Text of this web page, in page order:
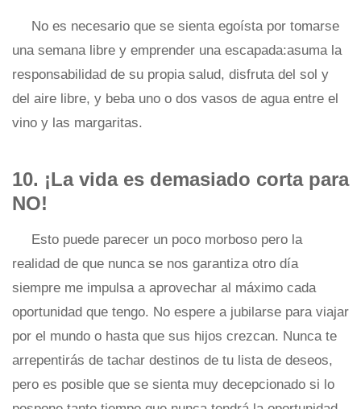
No es necesario que se sienta egoísta por tomarse
una semana libre y emprender una escapada:asuma la
responsabilidad de su propia salud, disfruta del sol y
del aire libre, y beba uno o dos vasos de agua entre el
vino y las margaritas.
10. ¡La vida es demasiado corta para
NO!
Esto puede parecer un poco morboso pero la
realidad de que nunca se nos garantiza otro día
siempre me impulsa a aprovechar al máximo cada
oportunidad que tengo. No espere a jubilarse para viajar
por el mundo o hasta que sus hijos crezcan. Nunca te
arrepentirás de tachar destinos de tu lista de deseos,
pero es posible que se sienta muy decepcionado si lo